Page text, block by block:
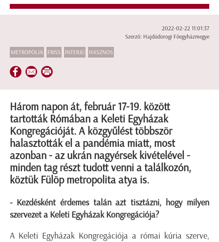
2022-02-22 11:01:37
Szerző: Hajdúdorogi Főegyházmegye
METROPÓLIA FRISS INTERJÚ HASZNOS
Három napon át, február 17-19. között
tartották Rómában a Keleti Egyházak
Kongregációját. A közgyűlést többször
halasztották el a pandémia miatt, most
azonban - az ukrán nagyérsek kivételével -
minden tag részt tudott venni a találkozón,
köztük Fülöp metropolita atya is.
- Kezdésként érdemes talán azt tisztázni, hogy milyen
szervezet a Keleti Egyházak Kongregációja?
A Keleti Egyházak Kongregációja a római kúria szerve,